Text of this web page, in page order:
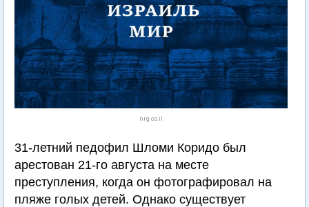
nrg.co.il
31-летний педофил Шломи Коридо был
арестован 21-го августа на месте
преступления, когда он фотографировал на
пляже голых детей. Однако существует